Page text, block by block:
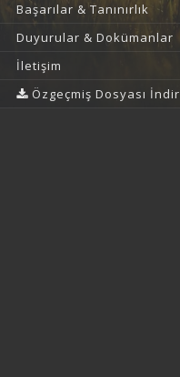
Başarılar & Tanınırlık
Duyurular & Dokümanlar
İletişim
Özgeçmiş Dosyası İndir